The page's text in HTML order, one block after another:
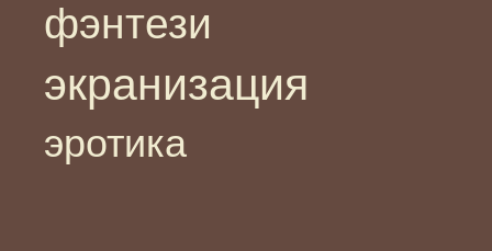
фэнтези
экранизация
эротика